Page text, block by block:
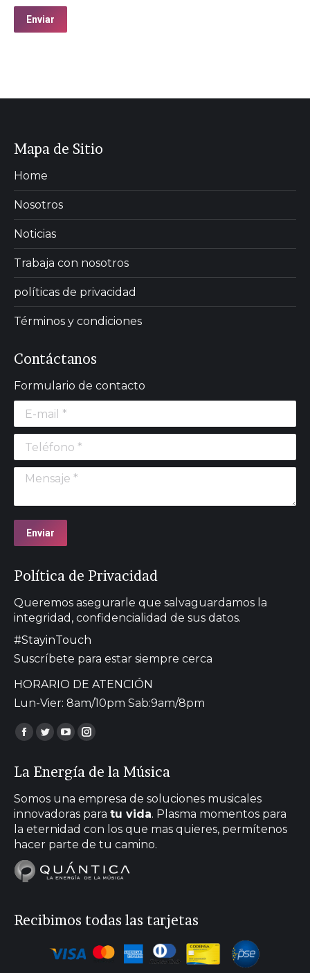
Enviar
Mapa de Sitio
Home
Nosotros
Noticias
Trabaja con nosotros
políticas de privacidad
Términos y condiciones
Contáctanos
Formulario de contacto
E-mail *
Teléfono *
Mensaje *
Enviar
Política de Privacidad
Queremos asegurarle que salvaguardamos la
integridad, confidencialidad de sus datos.
#StayinTouch
Suscríbete para estar siempre cerca
HORARIO DE ATENCIÓN
Lun-Vier: 8am/10pm Sab:9am/8pm
Encuéntranos en:
Facebook
opens
in
new
window
Twitter
opens
in
new
window
YouTube
opens
in
new
window
Instagram
opens
in
new
window
La Energía de la Música
Somos una empresa de soluciones musicales
innovadoras para tu vida. Plasma momentos para
la eternidad con los que mas quieres, permítenos
hacer parte de tu camino.
Recibimos todas las tarjetas